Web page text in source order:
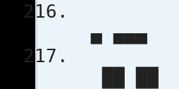
▄
██
██